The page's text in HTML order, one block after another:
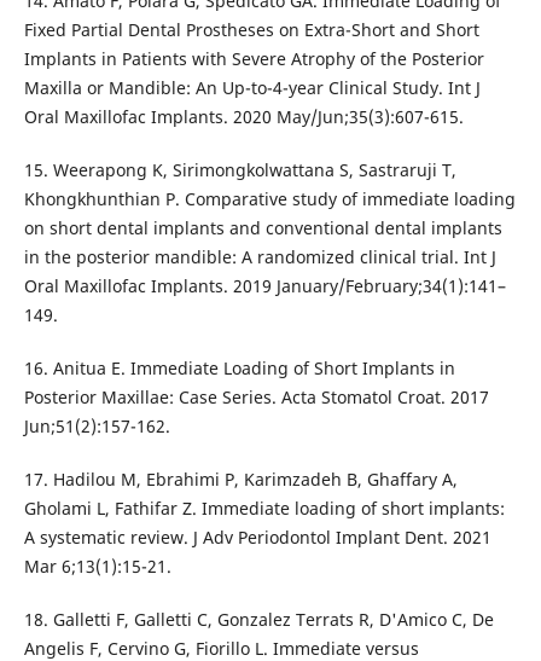
Fixed Partial Dental Prostheses on Extra-Short and Short
Implants in Patients with Severe Atrophy of the Posterior
Maxilla or Mandible: An Up-to-4-year Clinical Study. Int J
Oral Maxillofac Implants. 2020 May/Jun;35(3):607-615.
15. Weerapong K, Sirimongkolwattana S, Sastraruji T,
Khongkhunthian P. Comparative study of immediate loading
on short dental implants and conventional dental implants
in the posterior mandible: A randomized clinical trial. Int J
Oral Maxillofac Implants. 2019 January/February;34(1):141–
149.
16. Anitua E. Immediate Loading of Short Implants in
Posterior Maxillae: Case Series. Acta Stomatol Croat. 2017
Jun;51(2):157-162.
17. Hadilou M, Ebrahimi P, Karimzadeh B, Ghaffary A,
Gholami L, Fathifar Z. Immediate loading of short implants:
A systematic review. J Adv Periodontol Implant Dent. 2021
Mar 6;13(1):15-21.
18. Galletti F, Galletti C, Gonzalez Terrats R, D'Amico C, De
Angelis F, Cervino G, Fiorillo L. Immediate versus